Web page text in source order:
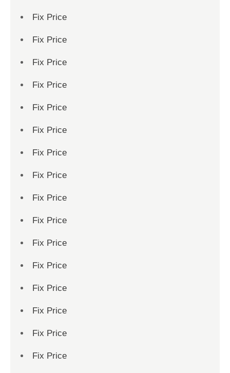
Fix Price
Fix Price
Fix Price
Fix Price
Fix Price
Fix Price
Fix Price
Fix Price
Fix Price
Fix Price
Fix Price
Fix Price
Fix Price
Fix Price
Fix Price
Fix Price